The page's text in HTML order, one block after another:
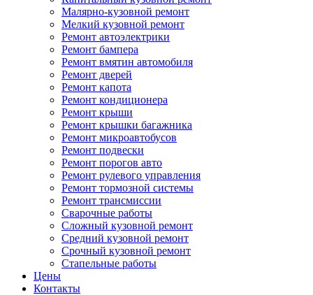
Малярно-кузовной ремонт
Мелкий кузовной ремонт
Ремонт автоэлектрики
Ремонт бампера
Ремонт вмятин автомобиля
Ремонт дверей
Ремонт капота
Ремонт кондиционера
Ремонт крыши
Ремонт крышки багажника
Ремонт микроавтобусов
Ремонт подвески
Ремонт порогов авто
Ремонт рулевого управления
Ремонт тормозной системы
Ремонт трансмиссии
Сварочные работы
Сложный кузовной ремонт
Средний кузовной ремонт
Срочный кузовной ремонт
Стапельные работы
Цены
Контакты